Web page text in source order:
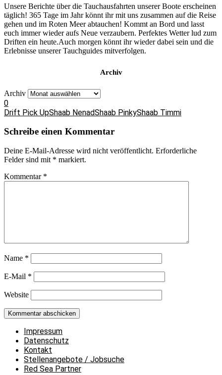
Unsere Berichte über die Tauchausfahrten unserer Boote erscheinen
täglich! 365 Tage im Jahr könnt ihr mit uns zusammen auf die Reise
gehen und im Roten Meer abtauchen! Kommt an Bord und lasst
euch immer wieder aufs Neue verzaubern. Perfektes Wetter lud zum
Driften ein heute.Auch morgen könnt ihr wieder dabei sein und die
Erlebnisse unserer Tauchguides mitverfolgen.
Archiv
Archiv
0
Drift Pick UpShaab NenadShaab PinkyShaab Timmi
Schreibe einen Kommentar
Deine E-Mail-Adresse wird nicht veröffentlicht. Erforderliche
Felder sind mit * markiert.
Kommentar *
Name *
E-Mail *
Website
Impressum
Datenschutz
Kontakt
Stellenangebote / Jobsuche
Red Sea Partner